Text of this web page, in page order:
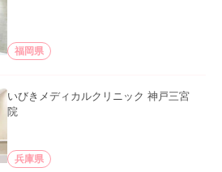
福岡県
いびきメディカルクリニック 神戸三宮
院
兵庫県